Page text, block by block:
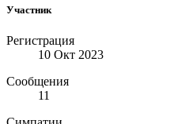
Участник
Регистрация
10 Окт 2023
Сообщения
11